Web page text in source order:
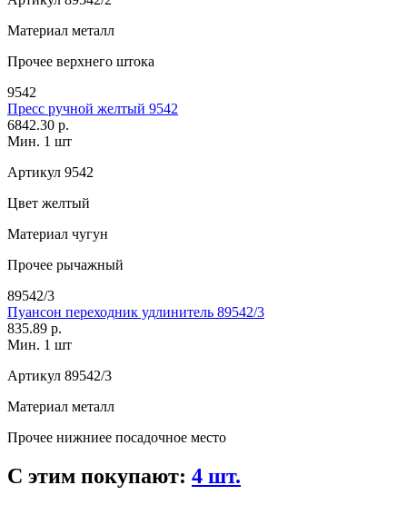
Материал металл
Прочее верхнего штока
9542
Пресс ручной желтый 9542
6842.30 р.
Мин. 1 шт
Артикул 9542
Цвет желтый
Материал чугун
Прочее рычажный
89542/3
Пуансон переходник удлинитель 89542/3
835.89 р.
Мин. 1 шт
Артикул 89542/3
Материал металл
Прочее нижниее посадочное место
С этим покупают: 4 шт.